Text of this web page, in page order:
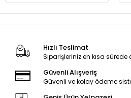
Hızlı Teslimat
Siparişleriniz en kısa sürede
Güvenli Alışveriş
Güvenli ve kolay ödeme